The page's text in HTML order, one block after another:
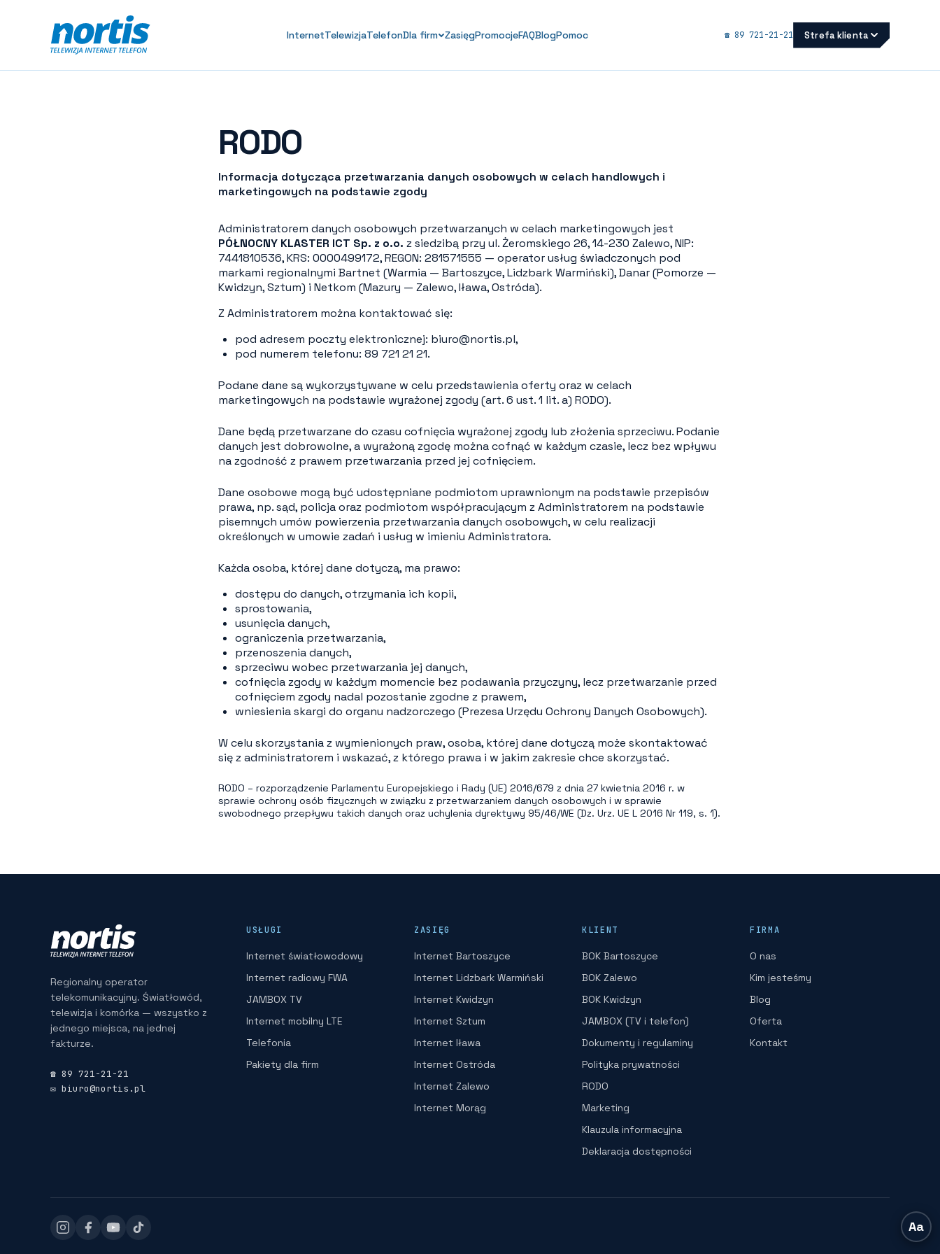
InternetTelewizjaTelefonDla firm ZasięgPromocjeFAQBlogPomoc ☎ 89 721-21-21 Strefa klienta
RODO
Informacja dotycząca przetwarzania danych osobowych w celach handlowych i
marketingowych na podstawie zgody
Administratorem danych osobowych przetwarzanych w celach marketingowych jest
PÓŁNOCNY KLASTER ICT Sp. z o.o. z siedzibą przy ul. Żeromskiego 26, 14-230 Zalewo, NIP:
7441810536, KRS: 0000499172, REGON: 281571555 — operator usług świadczonych pod
markami regionalnymi Bartnet (Warmia — Bartoszyce, Lidzbark Warmiński), Danar (Pomorze —
Kwidzyn, Sztum) i Netkom (Mazury — Zalewo, Iława, Ostróda).
Z Administratorem można kontaktować się:
pod adresem poczty elektronicznej: biuro@nortis.pl,
pod numerem telefonu: 89 721 21 21.
Podane dane są wykorzystywane w celu przedstawienia oferty oraz w celach
marketingowych na podstawie wyrażonej zgody (art. 6 ust. 1 lit. a) RODO).
Dane będą przetwarzane do czasu cofnięcia wyrażonej zgody lub złożenia sprzeciwu. Podanie
danych jest dobrowolne, a wyrażoną zgodę można cofnąć w każdym czasie, lecz bez wpływu
na zgodność z prawem przetwarzania przed jej cofnięciem.
Dane osobowe mogą być udostępniane podmiotom uprawnionym na podstawie przepisów
prawa, np. sąd, policja oraz podmiotom współpracującym z Administratorem na podstawie
pisemnych umów powierzenia przetwarzania danych osobowych, w celu realizacji
określonych w umowie zadań i usług w imieniu Administratora.
Każda osoba, której dane dotyczą, ma prawo:
dostępu do danych, otrzymania ich kopii,
sprostowania,
usunięcia danych,
ograniczenia przetwarzania,
przenoszenia danych,
sprzeciwu wobec przetwarzania jej danych,
cofnięcia zgody w każdym momencie bez podawania przyczyny, lecz przetwarzanie przed
cofnięciem zgody nadal pozostanie zgodne z prawem,
wniesienia skargi do organu nadzorczego (Prezesa Urzędu Ochrony Danych Osobowych).
W celu skorzystania z wymienionych praw, osoba, której dane dotyczą może skontaktować
się z administratorem i wskazać, z którego prawa i w jakim zakresie chce skorzystać.
RODO – rozporządzenie Parlamentu Europejskiego i Rady (UE) 2016/679 z dnia 27 kwietnia 2016 r. w
sprawie ochrony osób fizycznych w związku z przetwarzaniem danych osobowych i w sprawie
swobodnego przepływu takich danych oraz uchylenia dyrektywy 95/46/WE (Dz. Urz. UE L 2016 Nr 119, s. 1).
Regionalny operator
telekomunikacyjny. Światłowód,
telewizja i komórka — wszystko z
jednego miejsca, na jednej
fakturze.
☎ 89 721-21-21
✉ biuro@nortis.pl
USŁUGI
Internet światłowodowy
Internet radiowy FWA
JAMBOX TV
Internet mobilny LTE
Telefonia
Pakiety dla firm
ZASIĘG
Internet Bartoszyce
Internet Lidzbark Warmiński
Internet Kwidzyn
Internet Sztum
Internet Iława
Internet Ostróda
Internet Zalewo
Internet Morąg
KLIENT
BOK Bartoszyce
BOK Zalewo
BOK Kwidzyn
JAMBOX (TV i telefon)
Dokumenty i regulaminy
Polityka prywatności
RODO
Marketing
Klauzula informacyjna
Deklaracja dostępności
FIRMA
O nas
Kim jesteśmy
Blog
Oferta
Kontakt
Aa